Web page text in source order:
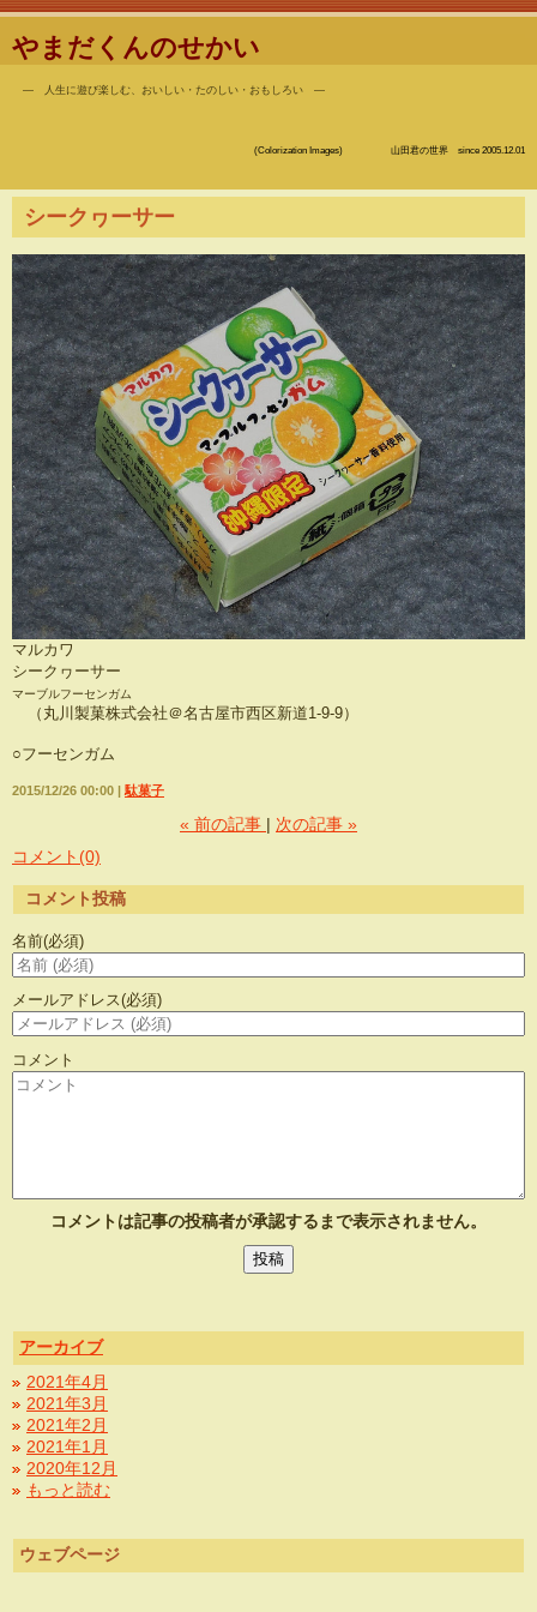
やまだくんのせかい
― 人生に遊び楽しむ、おいしい・たのしい・おもしろい ―
(Colorization Images) 山田君の世界 since 2005.12.01
シークヮーサー
マルカワ
シークヮーサー
マーブルフーセンガム
（丸川製菓株式会社＠名古屋市西区新道1-9-9）
○フーセンガム
2015/12/26 00:00 駄菓子
« 前の記事 次の記事 »
コメント(0)
コメント投稿
名前(必須)
メールアドレス(必須)
コメント
コメントは記事の投稿者が承認するまで表示されません。
アーカイブ
2021年4月
2021年3月
2021年2月
2021年1月
2020年12月
もっと読む
ウェブページ